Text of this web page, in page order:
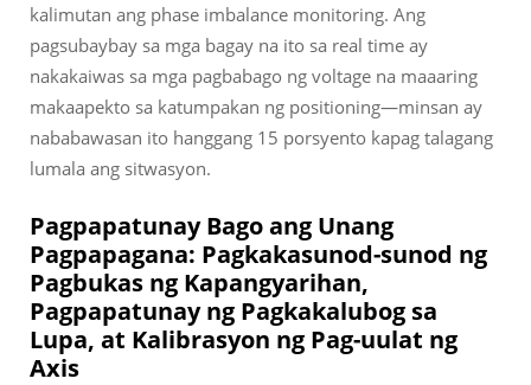
kalimutan ang phase imbalance monitoring. Ang
pagsubaybay sa mga bagay na ito sa real time ay
nakakaiwas sa mga pagbabago ng voltage na maaaring
makaapekto sa katumpakan ng positioning—minsan ay
nababawasan ito hanggang 15 porsyento kapag talagang
lumala ang sitwasyon.
Pagpapatunay Bago ang Unang
Pagpapagana: Pagkakasunod-sunod ng
Pagbukas ng Kapangyarihan,
Pagpapatunay ng Pagkakalubog sa
Lupa, at Kalibrasyon ng Pag-uulat ng
Axis